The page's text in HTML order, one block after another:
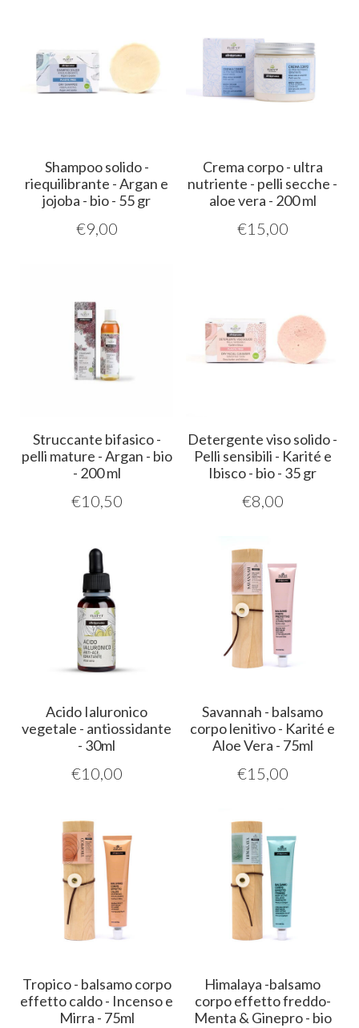
Shampoo solido -
riequilibrante - Argan e
jojoba - bio - 55 gr
€9,00
Crema corpo - ultra
nutriente - pelli secche -
aloe vera - 200 ml
€15,00
Struccante bifasico -
pelli mature - Argan - bio
- 200 ml
€10,50
Detergente viso solido -
Pelli sensibili - Karité e
Ibisco - bio - 35 gr
€8,00
Acido Ialuronico
vegetale - antiossidante
- 30ml
€10,00
Savannah - balsamo
corpo lenitivo - Karité e
Aloe Vera - 75ml
€15,00
Tropico - balsamo corpo
effetto caldo - Incenso e
Mirra - 75ml
Himalaya -balsamo
corpo effetto freddo-
Menta & Ginepro - bio